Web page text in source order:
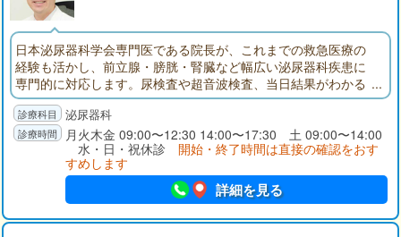
日本泌尿器科学会専門医である院長が、これまでの救急医療の
経験も活かし、前立腺・膀胱・腎臓など幅広い泌尿器科疾患に
専門的に対応します。尿検査や超音波検査、当日結果がわかる
採血検査など設備も充実し、迅速かつ的確な診断と、プライバ
シーに配慮した安心の診療環境を整えています。原木中山駅東
口から徒歩1分と通院しやすく、お仕事帰りや買い物の合間にも
立ち寄れる立地です。
泌尿器科
月火木金 09:00〜12:30 14:00〜17:30 土 09:00〜14:00
水・日・祝休診 開始・終了時間は直接の確認をおす
すめします
詳細を見る